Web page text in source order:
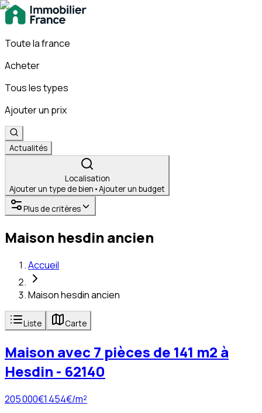
Toute la france
Acheter
Tous les types
Ajouter un prix
Actualités
Localisation
Ajouter un type de bien •Ajouter un budget
Plus de critères
Maison hesdin ancien
Accueil
Maison hesdin ancien
Liste Carte
Maison avec 7 pièces de 141 m2 à
Hesdin - 62140
205 000€1 454€/m²